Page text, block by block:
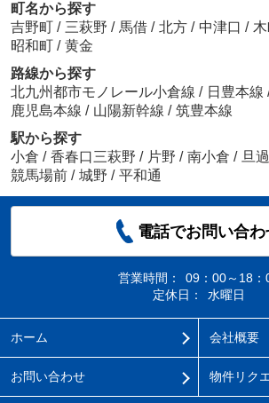
町名から探す
吉野町 / 三萩野 / 馬借 / 北方 / 中津口 / 木
昭和町 / 黄金
路線から探す
北九州都市モノレール小倉線 / 日豊本線
鹿児島本線 / 山陽新幹線 / 筑豊本線
駅から探す
小倉 / 香春口三萩野 / 片野 / 南小倉 / 旦過
競馬場前 / 城野 / 平和通
電話でお問い合わ
営業時間：
09：00～18：
定休日：
水曜日
ホーム 会社概要
お問い合わせ 物件リク